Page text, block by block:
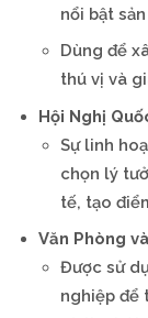
nổi bật
Dùng để
thú vị và
Hội Nghị
Sự linh
chọn lý
tế, tạo
Văn Phòng
Được sử
nghiệp để